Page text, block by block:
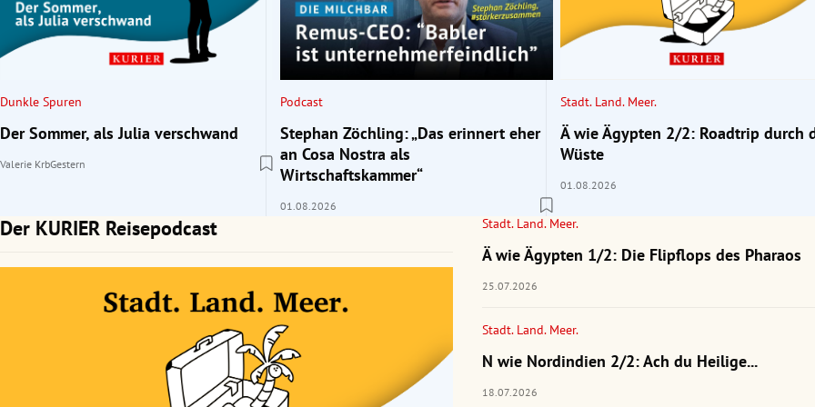
Untermenü
Untermenü
Untermenü
Dunkle Spuren
Der Sommer, als Julia verschwand
Valerie KrbGestern
Podcast
Stephan Zöchling: „Das erinnert eher
an Cosa Nostra als
Wirtschaftskammer“
01.08.2026
Stadt. Land. Meer.
Ä wie Ägypten 2/2: Roadtrip durch
Wüste
01.08.2026
Der KURIER Reisepodcast Stadt. Land. Meer.
Ä wie Ägypten 1/2: Die Flipflops des Pharaos
25.07.2026
Stadt. Land. Meer.
N wie Nordindien 2/2: Ach du Heilige...
18.07.2026